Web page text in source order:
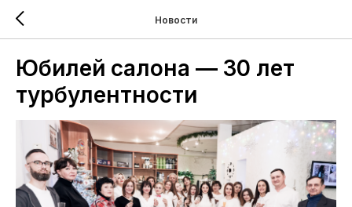
Новости
Юбилей салона — 30 лет
турбулентности